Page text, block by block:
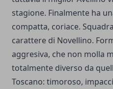
stagione. Finalmente ha
compatta, coriace.
carattere di Novellino.
aggresiva, che non molla
totalmente diverso da
Toscano: timoroso,